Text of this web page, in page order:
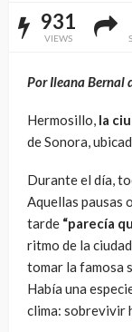
931
VIEWS
Por Ileana Bernal
Hermosillo, la
de Sonora,
Durante el día,
Aquellas pausas
tarde “parecía
ritmo de la
tomar la famosa
Había una
clima: sobrevivir